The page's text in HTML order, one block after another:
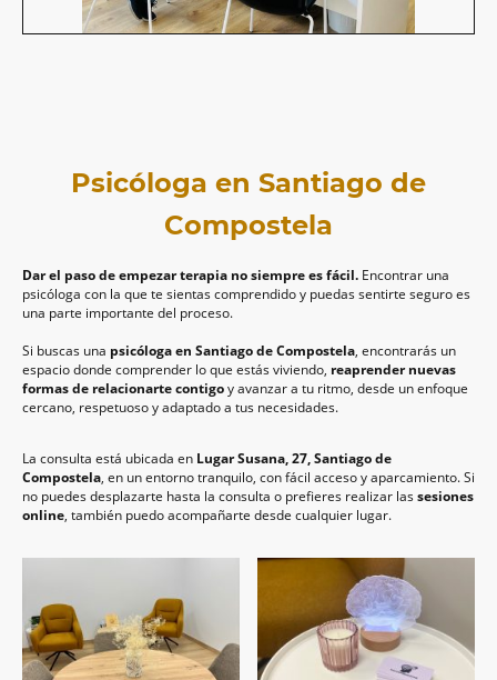
Psicóloga en Santiago de
Compostela
Dar el paso de empezar terapia no siempre es fácil. Encontrar una
psicóloga con la que te sientas comprendido y puedas sentirte seguro es
una parte importante del proceso.
Si buscas una psicóloga en Santiago de Compostela, encontrarás un
espacio donde comprender lo que estás viviendo, reaprender nuevas
formas de relacionarte contigoy avanzar a tu ritmo, desde un enfoque
cercano, respetuoso y adaptado a tus necesidades.
La consulta está ubicada en Lugar Susana, 27, Santiago de
Compostela, en un entorno tranquilo, con fácil acceso y aparcamiento. Si
no puedes desplazarte hasta la consulta o prefieres realizar lassesiones
online, también puedo acompañarte desde cualquier lugar.